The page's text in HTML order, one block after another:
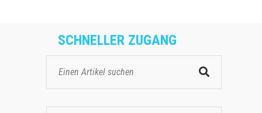
SCHNELLER ZUGANG